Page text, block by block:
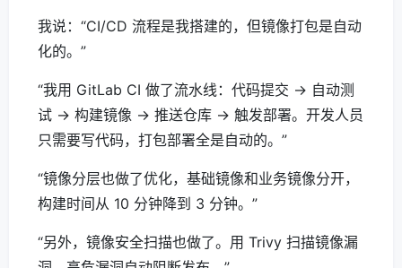
我说：“CI/CD 流程是我搭建的，但镜像打包是自动
化的。”
“我用 GitLab CI 做了流水线：代码提交 → 自动测
试 → 构建镜像 → 推送仓库 → 触发部署。开发人员
只需要写代码，打包部署全是自动的。”
“镜像分层也做了优化，基础镜像和业务镜像分开，
构建时间从 10 分钟降到 3 分钟。”
“另外，镜像安全扫描也做了。用 Trivy 扫描镜像漏